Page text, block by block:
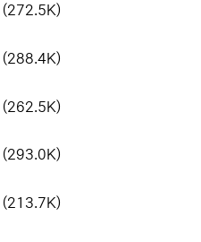
파일크기
(272.5K)
파일크기
(288.4K)
파일크기
(262.5K)
파일크기
(293.0K)
파일크기
(213.7K)